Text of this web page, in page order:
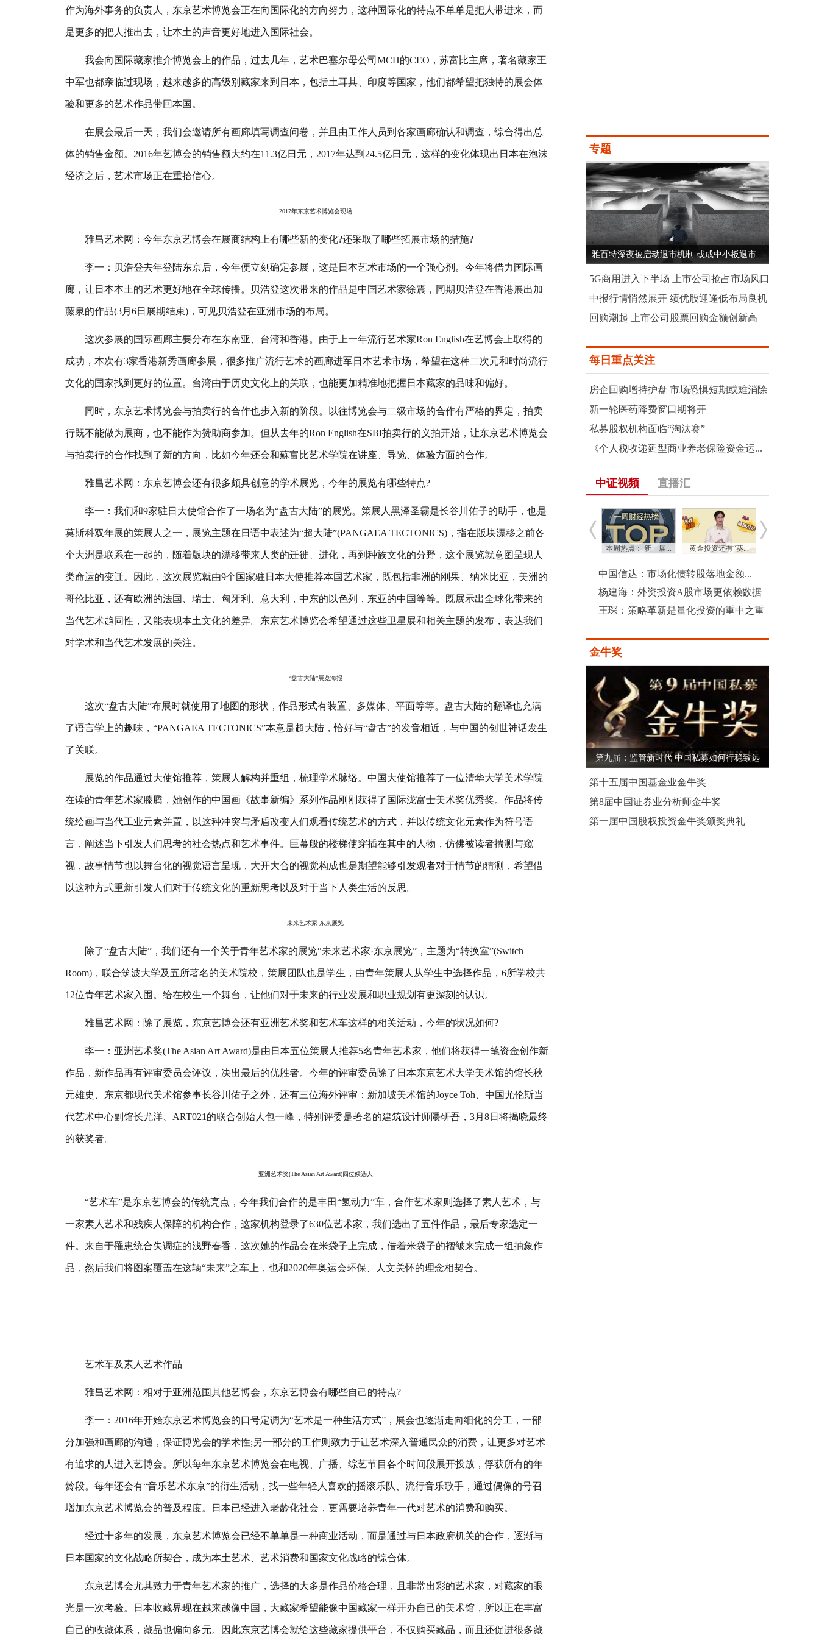
作为海外事务的负责人，东京艺术博览会正在向国际化的方向努力，这种国际化的特点不单单是把人带进来，而
是更多的把人推出去，让本土的声音更好地进入国际社会。
我会向国际藏家推介博览会上的作品，过去几年，艺术巴塞尔母公司MCH的CEO，苏富比主席，著名藏家王
中军也都亲临过现场，越来越多的高级别藏家来到日本，包括土耳其、印度等国家，他们都希望把独特的展会体
验和更多的艺术作品带回本国。
在展会最后一天，我们会邀请所有画廊填写调查问卷，并且由工作人员到各家画廊确认和调查，综合得出总
体的销售金额。2016年艺博会的销售额大约在11.3亿日元，2017年达到24.5亿日元，这样的变化体现出日本在泡沫
经济之后，艺术市场正在重拾信心。
2017年东京艺术博览会现场
雅昌艺术网：今年东京艺博会在展商结构上有哪些新的变化?还采取了哪些拓展市场的措施?
李一：贝浩登去年登陆东京后，今年便立刻确定参展，这是日本艺术市场的一个强心剂。今年将借力国际画
廊，让日本本土的艺术更好地在全球传播。贝浩登这次带来的作品是中国艺术家徐震，同期贝浩登在香港展出加
藤泉的作品(3月6日展期结束)，可见贝浩登在亚洲市场的布局。
这次参展的国际画廊主要分布在东南亚、台湾和香港。由于上一年流行艺术家Ron English在艺博会上取得的
成功，本次有3家香港新秀画廊参展，很多推广流行艺术的画廊进军日本艺术市场，希望在这种二次元和时尚流行
文化的国家找到更好的位置。台湾由于历史文化上的关联，也能更加精准地把握日本藏家的品味和偏好。
同时，东京艺术博览会与拍卖行的合作也步入新的阶段。以往博览会与二级市场的合作有严格的界定，拍卖
行既不能做为展商，也不能作为赞助商参加。但从去年的Ron English在SBI拍卖行的义拍开始，让东京艺术博览会
与拍卖行的合作找到了新的方向，比如今年还会和蘇富比艺术学院在讲座、导览、体验方面的合作。
雅昌艺术网：东京艺博会还有很多颇具创意的学术展览，今年的展览有哪些特点?
李一：我们和9家驻日大使馆合作了一场名为“盘古大陆”的展览。策展人黑泽圣霸是长谷川佑子的助手，也是
莫斯科双年展的策展人之一，展览主题在日语中表述为“超大陆”(PANGAEA TECTONICS)，指在版块漂移之前各
个大洲是联系在一起的，随着版块的漂移带来人类的迁徙、进化，再到种族文化的分野，这个展览就意图呈现人
类命运的变迁。因此，这次展览就由9个国家驻日本大使推荐本国艺术家，既包括非洲的刚果、纳米比亚，美洲的
哥伦比亚，还有欧洲的法国、瑞士、匈牙利、意大利，中东的以色列，东亚的中国等等。既展示出全球化带来的
当代艺术趋同性，又能表现本土文化的差异。东京艺术博览会希望通过这些卫星展和相关主题的发布，表达我们
对学术和当代艺术发展的关注。
“盘古大陆”展览海报
这次“盘古大陆”布展时就使用了地图的形状，作品形式有装置、多媒体、平面等等。盘古大陆的翻译也充满
了语言学上的趣味，“PANGAEA TECTONICS”本意是超大陆，恰好与“盘古”的发音相近，与中国的创世神话发生
了关联。
展览的作品通过大使馆推荐，策展人解构并重组，梳理学术脉络。中国大使馆推荐了一位清华大学美术学院
在读的青年艺术家滕腾，她创作的中国画《故事新编》系列作品刚刚获得了国际泷富士美术奖优秀奖。作品将传
统绘画与当代工业元素并置，以这种冲突与矛盾改变人们观看传统艺术的方式，并以传统文化元素作为符号语
言，阐述当下引发人们思考的社会热点和艺术事件。巨幕般的楼梯使穿插在其中的人物，仿佛被读者揣测与窥
视，故事情节也以舞台化的视觉语言呈现，大开大合的视觉构成也是期望能够引发观者对于情节的猜测，希望借
以这种方式重新引发人们对于传统文化的重新思考以及对于当下人类生活的反思。
未来艺术家·东京展览
除了“盘古大陆”，我们还有一个关于青年艺术家的展览“未来艺术家·东京展览”，主题为“转换室”(Switch
Room)，联合筑波大学及五所著名的美术院校，策展团队也是学生，由青年策展人从学生中选择作品，6所学校共
12位青年艺术家入围。给在校生一个舞台，让他们对于未来的行业发展和职业规划有更深刻的认识。
雅昌艺术网：除了展览，东京艺博会还有亚洲艺术奖和艺术车这样的相关活动，今年的状况如何?
李一：亚洲艺术奖(The Asian Art Award)是由日本五位策展人推荐5名青年艺术家，他们将获得一笔资金创作新
作品，新作品再有评审委员会评议，决出最后的优胜者。今年的评审委员除了日本东京艺术大学美术馆的馆长秋
元雄史、东京都现代美术馆参事长谷川佑子之外，还有三位海外评审：新加坡美术馆的Joyce Toh、中国尤伦斯当
代艺术中心副馆长尤洋、ART021的联合创始人包一峰，特别评委是著名的建筑设计师隈研吾，3月8日将揭晓最终
的获奖者。
亚洲艺术奖(The Asian Art Award)四位候选人
“艺术车”是东京艺博会的传统亮点，今年我们合作的是丰田“氢动力”车，合作艺术家则选择了素人艺术，与
一家素人艺术和残疾人保障的机构合作，这家机构登录了630位艺术家，我们选出了五件作品，最后专家选定一
件。来自于罹患统合失调症的浅野春香，这次她的作品会在米袋子上完成，借着米袋子的褶皱来完成一组抽象作
品，然后我们将图案覆盖在这辆“未来”之车上，也和2020年奥运会环保、人文关怀的理念相契合。
艺术车及素人艺术作品
雅昌艺术网：相对于亚洲范围其他艺博会，东京艺博会有哪些自己的特点?
李一：2016年开始东京艺术博览会的口号定调为“艺术是一种生活方式”，展会也逐渐走向细化的分工，一部
分加强和画廊的沟通，保证博览会的学术性;另一部分的工作则致力于让艺术深入普通民众的消费，让更多对艺术
有追求的人进入艺博会。所以每年东京艺术博览会在电视、广播、综艺节目各个时间段展开投放，俘获所有的年
龄段。每年还会有“音乐艺术东京”的衍生活动，找一些年轻人喜欢的摇滚乐队、流行音乐歌手，通过偶像的号召
增加东京艺术博览会的普及程度。日本已经进入老龄化社会，更需要培养青年一代对艺术的消费和购买。
经过十多年的发展，东京艺术博览会已经不单单是一种商业活动，而是通过与日本政府机关的合作，逐渐与
日本国家的文化战略所契合，成为本土艺术、艺术消费和国家文化战略的综合体。
东京艺博会尤其致力于青年艺术家的推广，选择的大多是作品价格合理，且非常出彩的艺术家，对藏家的眼
光是一次考验。日本收藏界现在越来越像中国，大藏家希望能像中国藏家一样开办自己的美术馆，所以正在丰富
自己的收藏体系，藏品也偏向多元。因此东京艺博会就给这些藏家提供平台，不仅购买藏品，而且还促进很多藏
专题
雅百特深夜被启动退市机制 或成中小板退市...
5G商用进入下半场 上市公司抢占市场风口
中报行情悄然展开 绩优股迎逢低布局良机
回购潮起 上市公司股票回购金额创新高
每日重点关注
房企回购增持护盘 市场恐惧短期或难消除
新一轮医药降费窗口期将开
私募股权机构面临“淘汰赛”
《个人税收递延型商业养老保险资金运...
中证视频 直播汇
张翠霞：三季度沪... 本周热点： 新一届... 黄金投资还有“葵...
中国信达：市场化债转股落地金额...
杨建海：外资投资A股市场更依赖数据
王琛：策略革新是量化投资的重中之重
金牛奖
第九届：监管新时代 中国私募如何行稳致远
第十五届中国基金业金牛奖
第8届中国证券业分析师金牛奖
第一届中国股权投资金牛奖颁奖典礼